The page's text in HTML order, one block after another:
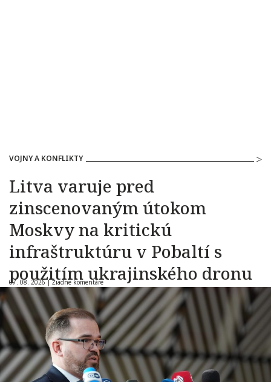
VOJNY A KONFLIKTY
Litva varuje pred
zinscenovaným útokom
Moskvy na kritickú
infraštruktúru v Pobaltí s
použitím ukrajinského dronu
07. 08. 2026 |Žiadne komentáre